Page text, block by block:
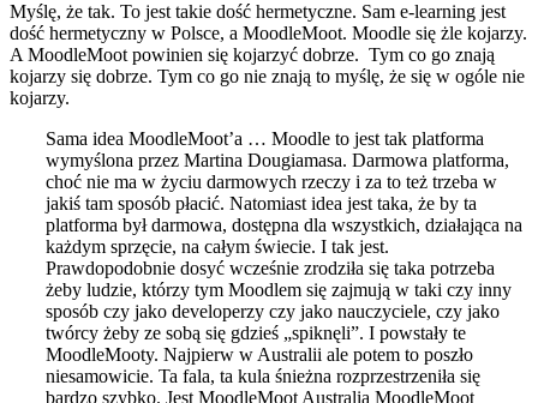
Myślę, że tak. To jest takie dość hermetyczne. Sam e-learning jest
dość hermetyczny w Polsce, a MoodleMoot. Moodle się żle kojarzy.
A MoodleMoot powinien się kojarzyć dobrze. Tym co go znają
kojarzy się dobrze. Tym co go nie znają to myślę, że się w ogóle nie
kojarzy.
Sama idea MoodleMoot’a … Moodle to jest tak platforma
wymyślona przez Martina Dougiamasa. Darmowa platforma,
choć nie ma w życiu darmowych rzeczy i za to też trzeba w
jakiś tam sposób płacić. Natomiast idea jest taka, że by ta
platforma był darmowa, dostępna dla wszystkich, działająca na
każdym sprzęcie, na całym świecie. I tak jest.
Prawdopodobnie dosyć wcześnie zrodziła się taka potrzeba
żeby ludzie, którzy tym Moodlem się zajmują w taki czy inny
sposób czy jako developerzy czy jako nauczyciele, czy jako
twórcy żeby ze sobą się gdzieś „spiknęli”. I powstały te
MoodleMooty. Najpierw w Australii ale potem to poszło
niesamowicie. Ta fala, ta kula śnieżna rozprzestrzeniła się
bardzo szybko. Jest MoodleMoot Australia MoodleMoot